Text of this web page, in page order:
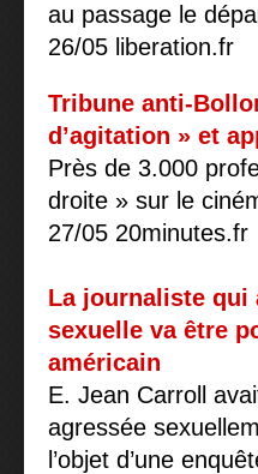
au passage le
26/05 liberation.fr
Tribune anti-
d’agitation » et
Près de 3.000
droite » sur le
27/05 20minutes.fr
La journaliste qui
sexuelle va être
américain
E. Jean Carroll
agressée
l’objet d’une